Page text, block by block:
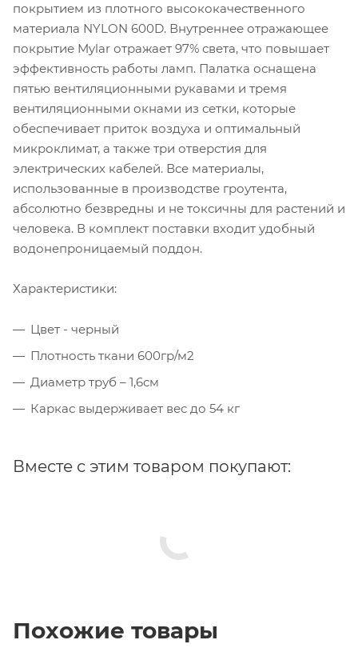
покрытием из плотного высококачественного
материала NYLON 600D. Внутреннее отражающее
покрытие Mylar отражает 97% света, что повышает
эффективность работы ламп. Палатка оснащена
пятью вентиляционными рукавами и тремя
вентиляционными окнами из сетки, которые
обеспечивает приток воздуха и оптимальный
микроклимат, а также три отверстия для
электрических кабелей. Все материалы,
использованные в производстве гроутента,
абсолютно безвредны и не токсичны для растений и
человека. В комплект поставки входит удобный
водонепроницаемый поддон.
Характеристики:
Цвет - черный
Плотность ткани 600гр/м2
Диаметр труб – 1,6см
Каркас выдерживает вес до 54 кг
Вместе с этим товаром покупают:
Похожие товары